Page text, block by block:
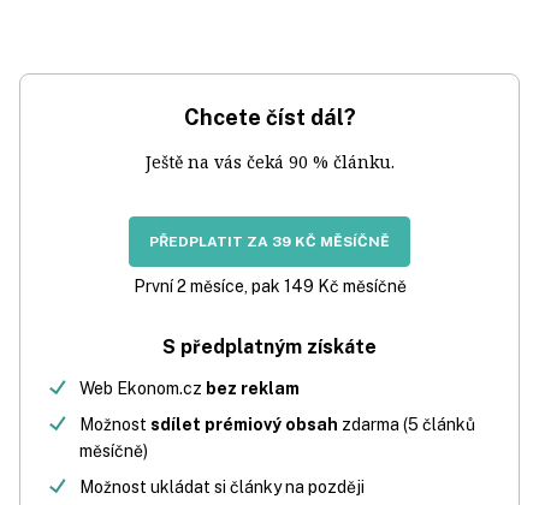
Chcete číst dál?
Ještě na vás čeká 90 % článku.
PŘEDPLATIT ZA 39 KČ MĚSÍČNĚ
První 2 měsíce, pak 149 Kč měsíčně
S předplatným získáte
Web Ekonom.cz bez reklam
Možnost sdílet prémiový obsah zdarma (5 článků
měsíčně)
Možnost ukládat si články na později